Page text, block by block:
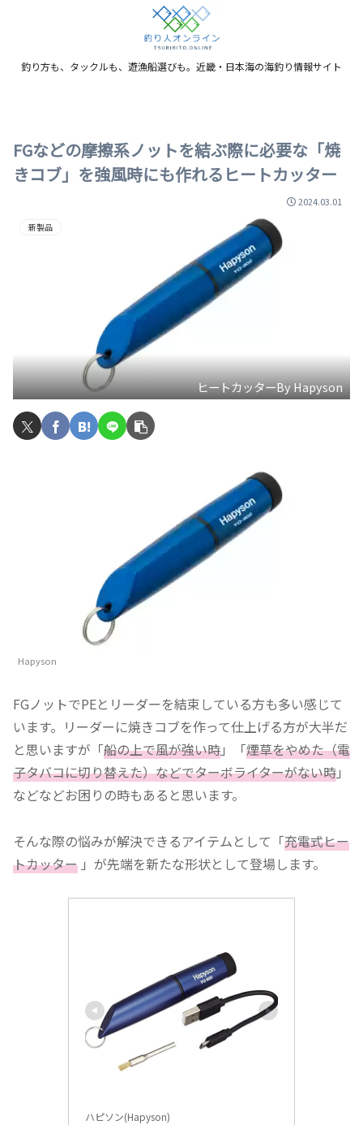
釣り方も、タックルも、遊漁船選びも。近畿・日本海の海釣り情報サイト
FGなどの摩擦系ノットを結ぶ際に必要な「焼
きコブ」を強風時にも作れるヒートカッター
2024.03.01
新製品
ヒートカッターBy Hapyson
Hapyson
FGノットでPEとリーダーを結束している方も多い感じて
います。リーダーに焼きコブを作って仕上げる方が大半だ
と思いますが「船の上で風が強い時」「煙草をやめた（電
子タバコに切り替えた）などでターボライターがない時」
などなどお困りの時もあると思います。
そんな際の悩みが解決できるアイテムとして「充電式ヒー
トカッター 」が先端を新たな形状として登場します。
ハピソン(Hapyson)